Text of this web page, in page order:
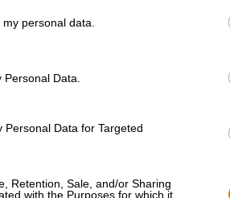
personal data.
Data.
Data for Targeted
Retention, Sale, and/or Sharing
with the Purposes for which it
des faits rationnels, on
des ombres, voir des figures
observé. Chaque fois que le soleil
est un genre de musique qui se
sont des tirades effrayantes sur la
ornent les pochettes des albums et
bière a également pris le train : la
metal Iron Maiden. Outre le
de cette collaboration. Cette dernière